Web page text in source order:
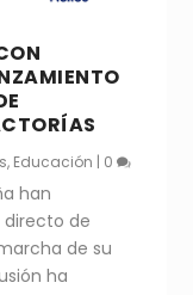
, Educación | 0
han
de
de su
ha